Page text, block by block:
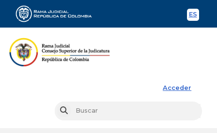
ES
Acceder
Buscar